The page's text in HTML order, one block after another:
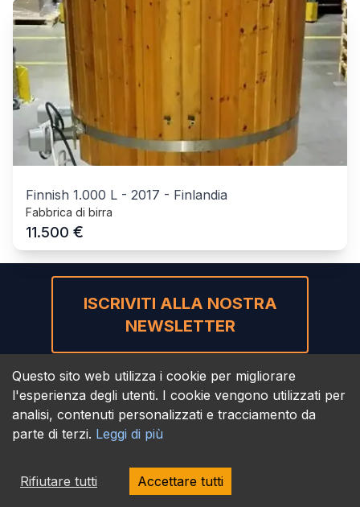
Finnish 1.000 L - 2017 - Finlandia
Fabbrica di birra
11.500 €
Questo sito web utilizza i cookie per migliorare
l'esperienza degli utenti. I cookie vengono utilizzati per
analisi, contenuti personalizzati e tracciamento da
parte di terzi. Leggi di più
Rifiutare tutti Accettare tutti
ISCRIVITI ALLA NOSTRA
NEWSLETTER
Mühlenhorst 8
49637 Menslage